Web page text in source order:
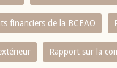
financiers de la BCEAO
Rapport sur la